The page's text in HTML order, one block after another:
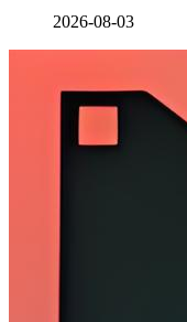
2026-08-03